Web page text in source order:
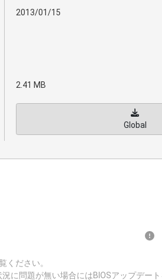
2013/01/15
2.41 MB
Global
ください。
に問題が無い場合にはBIOSアップデ